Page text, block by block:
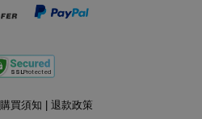
購買須知 退款政策